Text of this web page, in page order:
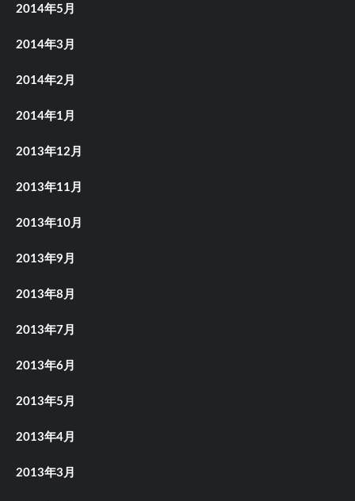
2014年5月
2014年3月
2014年2月
2014年1月
2013年12月
2013年11月
2013年10月
2013年9月
2013年8月
2013年7月
2013年6月
2013年5月
2013年4月
2013年3月